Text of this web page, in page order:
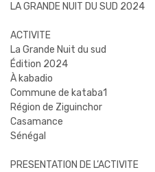
LA GRANDE NUIT DU SUD 2024
ACTIVITE
La Grande Nuit du sud
Édition 2024
À kabadio
Commune de kataba1
Région de Ziguinchor
Casamance
Sénégal
PRESENTATION DE L’ACTIVITE